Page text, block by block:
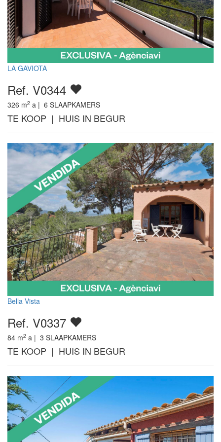
LA GAVIOTA
Ref. V0344
326 m2 a | 6 SLAAPKAMERS
TE KOOP | HUIS IN BEGUR
Bella Vista
Ref. V0337
84 m2 a | 3 SLAAPKAMERS
TE KOOP | HUIS IN BEGUR